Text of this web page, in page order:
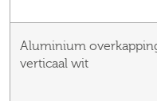
Aluminium
verticaal wit